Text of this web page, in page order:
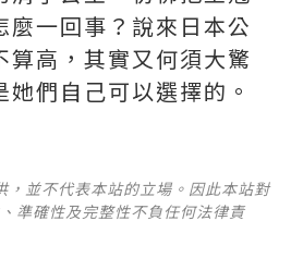
麼一回事？說來日本公
算高，其實又何須大驚
們自己可以選擇的。
，並不代表本站的立場。因此本站對
準確性及完整性不負任何法律責